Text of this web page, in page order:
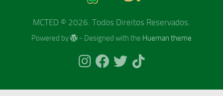
MCTED © 2026. Todos Direitos Reservados.
Powered by - Designed with the Hueman theme